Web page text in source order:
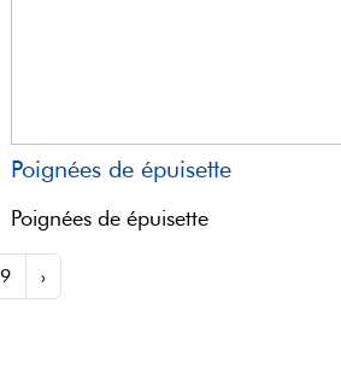
Poignées de épuisette
Poignées de épuisette
9 ›